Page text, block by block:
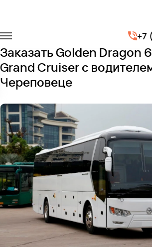
+7
Golden Dragon 6XML6129 Grand Cruiser
Заказать Golden Dragon
Grand Cruiser с
Череповеце